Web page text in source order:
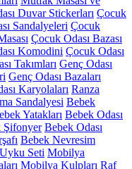
Duvar Stickerları Çocuk
Sandalyeleri Çocuk
Çocuk Odası Bazası
Komodini Çocuk Odası
Takımları Genç Odası
Genç Odası Bazaları
Karyolaları Ranza
Sandalyesi Bebek
Yatakları Bebek Odası
Şifonyer Bebek Odası
Bebek Nevresim
Seti Mobilya
Mobilya Kulpları Raf